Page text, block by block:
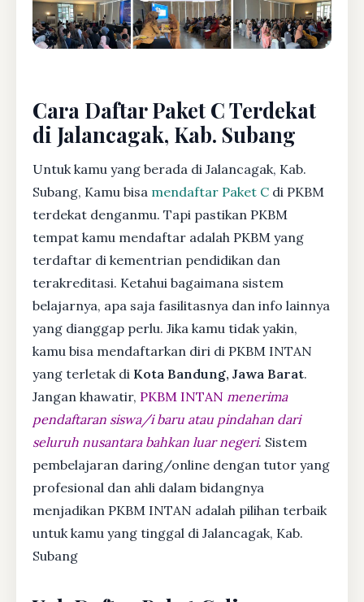
Cara Daftar Paket C Terdekat
di Jalancagak, Kab. Subang
Untuk kamu yang berada di Jalancagak, Kab.
Subang, Kamu bisa mendaftar Paket C di PKBM
terdekat denganmu. Tapi pastikan PKBM
tempat kamu mendaftar adalah PKBM yang
terdaftar di kementrian pendidikan dan
terakreditasi. Ketahui bagaimana sistem
belajarnya, apa saja fasilitasnya dan info lainnya
yang dianggap perlu. Jika kamu tidak yakin,
kamu bisa mendaftarkan diri di PKBM INTAN
yang terletak di Kota Bandung, Jawa Barat.
Jangan khawatir, PKBM INTAN menerima
pendaftaran siswa/i baru atau pindahan dari
seluruh nusantara bahkan luar negeri. Sistem
pembelajaran daring/online dengan tutor yang
profesional dan ahli dalam bidangnya
menjadikan PKBM INTAN adalah pilihan terbaik
untuk kamu yang tinggal di Jalancagak, Kab.
Subang